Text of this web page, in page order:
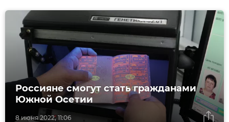
8 июня 2022, 11:06
Россияне смогут стать гражданами
Южной Осетии